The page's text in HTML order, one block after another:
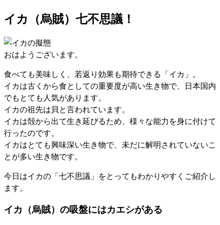
イカ（烏賊）七不思議！
おはようございます。
食べても美味しく、若返り効果も期待できる「イカ」。
イカは古くから食としての重要度が高い生き物で、日本国内
でもとても人気があります。
イカの祖先は貝と言われています。
イカは殻から出て生き延びるため、様々な能力を身に付けて
行ったのです。
イカはとても興味深い生き物で、未だに解明されていないこ
とが多い生き物です。
今日はイカの「七不思議」をとってもわかりやすくご紹介し
ます。
イカ（烏賊）の吸盤にはカエシがある